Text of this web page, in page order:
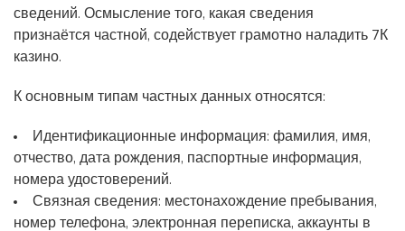
сведений. Осмысление того, какая сведения
признаётся частной, содействует грамотно наладить 7К
казино.
К основным типам частных данных относятся:
Идентификационные информация: фамилия, имя,
отчество, дата рождения, паспортные информация,
номера удостоверений.
Связная сведения: местонахождение пребывания,
номер телефона, электронная переписка, аккаунты в